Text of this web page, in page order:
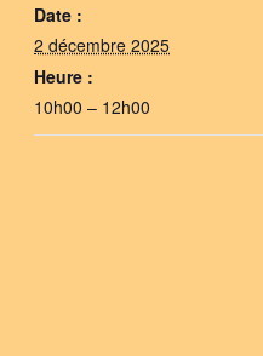
Date :
2 décembre 2025
Heure :
10h00 – 12h00